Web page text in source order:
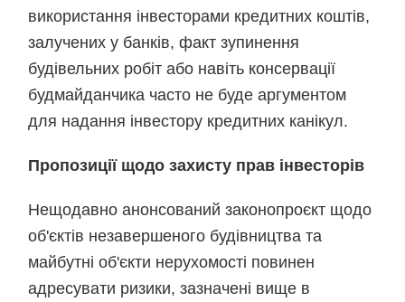
використання інвесторами кредитних коштів,
залучених у банків, факт зупинення
будівельних робіт або навіть консервації
будмайданчика часто не буде аргументом
для надання інвестору кредитних канікул.
Пропозиції щодо захисту прав інвесторів
Нещодавно анонсований законопроєкт щодо
об'єктів незавершеного будівництва та
майбутні об'єкти нерухомості повинен
адресувати ризики, зазначені вище в